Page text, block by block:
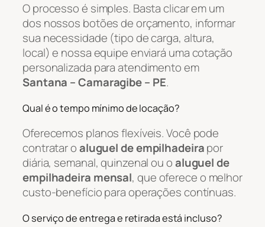
O processo é simples. Basta clicar em um
dos nossos botões de orçamento, informar
sua necessidade (tipo de carga, altura,
local) e nossa equipe enviará uma cotação
personalizada para atendimento em
Santana – Camaragibe – PE.
Qual é o tempo mínimo de locação?
Oferecemos planos flexíveis. Você pode
contratar oaluguel de empilhadeirapor
diária, semanal, quinzenal ou oaluguel de
empilhadeira mensal, que oferece o melhor
custo-benefício para operações contínuas.
O serviço de entrega e retirada está incluso?